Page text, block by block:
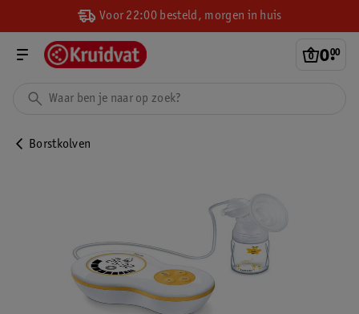
Voor 22:00 besteld, morgen in huis
0.
00
Borstkolven